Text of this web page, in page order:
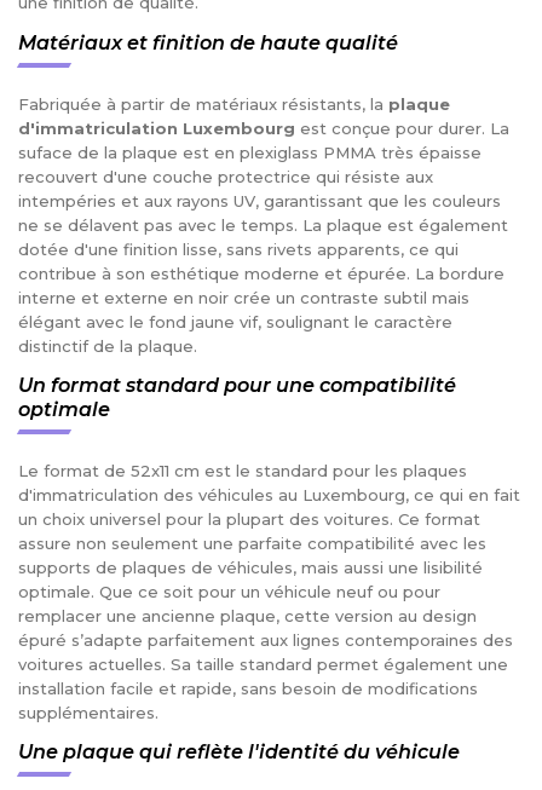
Matériaux et finition de haute qualité
Fabriquée à partir de matériaux résistants, la plaque
d'immatriculation Luxembourg est conçue pour durer. La
suface de la plaque est en plexiglass PMMA très épaisse
recouvert d'une couche protectrice qui résiste aux
intempéries et aux rayons UV, garantissant que les couleurs
ne se délavent pas avec le temps. La plaque est également
dotée d'une finition lisse, sans rivets apparents, ce qui
contribue à son esthétique moderne et épurée. La bordure
interne et externe en noir crée un contraste subtil mais
élégant avec le fond jaune vif, soulignant le caractère
distinctif de la plaque.
Un format standard pour une compatibilité
optimale
Le format de 52x11 cm est le standard pour les plaques
d'immatriculation des véhicules au Luxembourg, ce qui en fait
un choix universel pour la plupart des voitures. Ce format
assure non seulement une parfaite compatibilité avec les
supports de plaques de véhicules, mais aussi une lisibilité
optimale. Que ce soit pour un véhicule neuf ou pour
remplacer une ancienne plaque, cette version au design
épuré s’adapte parfaitement aux lignes contemporaines des
voitures actuelles. Sa taille standard permet également une
installation facile et rapide, sans besoin de modifications
supplémentaires.
Une plaque qui reflète l'identité du véhicule